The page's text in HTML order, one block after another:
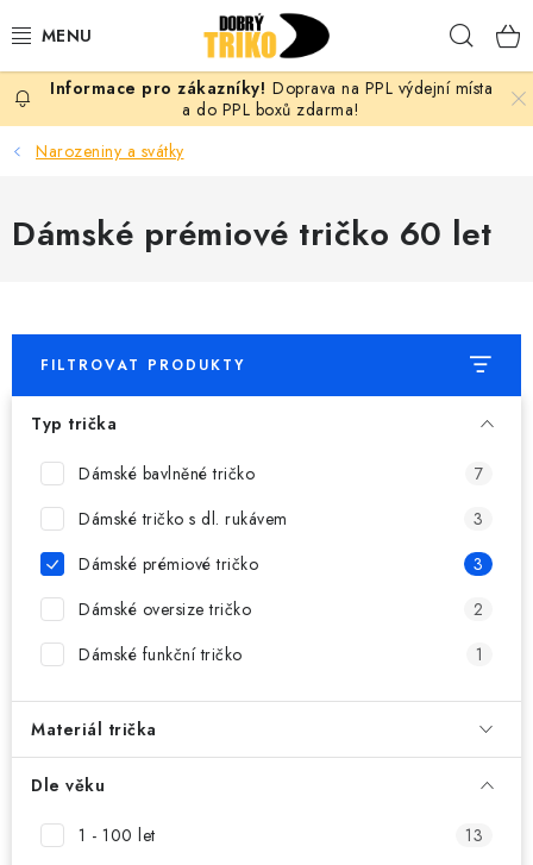
na
PRO ŽENY
PRO MUŽE
PRO DĚTI
VLASTNÍ MOTIV
TRIČKA
MIKINY
OKAMŽITĚ K ODBĚRU
B2B
MÁM SRDCE POMÁHÁM
VÁNOCE
PROVIZNÍ SYSTÉM
Doprava na PPL výdejní místa
a do PPL boxů zdarma!
Narozeniny a svátky
Dámské prémiové tričko 60 let
FILTROVAT PRODUKTY
Typ trička
Dámské bavlněné tričko
7
Dámské tričko s dl. rukávem
3
Dámské prémiové tričko
3
Dámské oversize tričko
2
Dámské funkční tričko
1
Materiál trička
Dle věku
1 - 100 let
13